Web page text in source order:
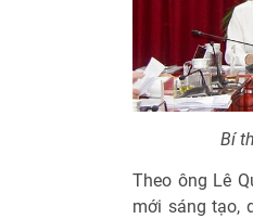
Bí
Theo ông Lê
mới sáng tạo,